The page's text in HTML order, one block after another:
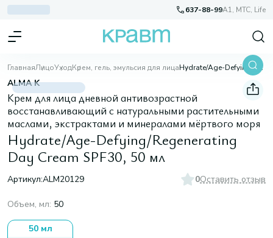
637-88-99A1, МТС, Life
ГлавнаяЛицоУходКрем, гель, эмульсия для лица Hydrate/Age-Defying/Regenerating Day Cream SPF30, 50 мл
ALMA K
Крем для лица дневной антивозрастной
восстанавливающий с натуральными растительными
маслами, экстрактами и минералами мёртвого моря
Hydrate/Age-Defying/Regenerating
Day Cream SPF30, 50 мл
Артикул:ALM20129 0Оставить отзыв
Объем, мл: 50
50 мл